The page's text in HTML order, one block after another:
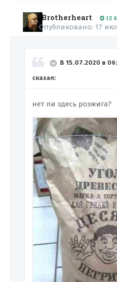
Brotherheart 12
Опубликовано: 17
В 15.07.2020 в
сказал:
нет ли здесь розжига?